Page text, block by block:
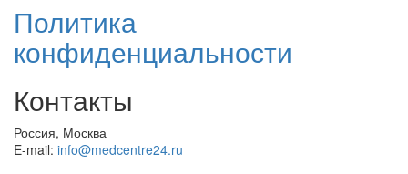
Политика
конфиденциальности
Контакты
Россия, Москва
E-mail: info@medcentre24.ru